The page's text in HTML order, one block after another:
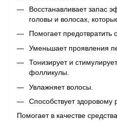
Восстанавливает запас
головы и волосах,
Помогает предотвратить
Уменьшает проявления
Тонизирует и
фолликулы.
Увлажняет волосы.
Способствует здоровому
Помогает в качестве